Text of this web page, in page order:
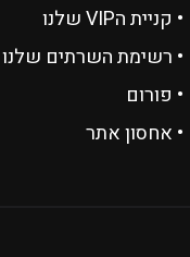
• קניית הVIP שלנו
• רשימת השרתים שלנו
• פורום
• אחסון אתר